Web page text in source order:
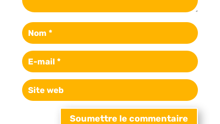
Soumettre le commentaire